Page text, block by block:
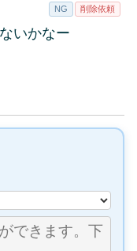
NG 削除依頼
いかなー